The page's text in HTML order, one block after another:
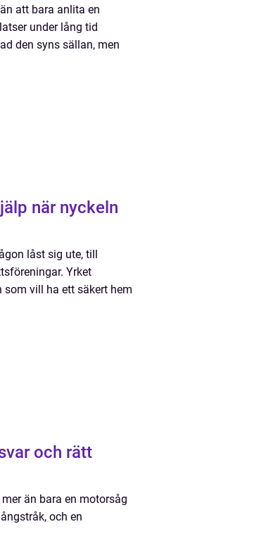
att bara anlita en
under lång tid
den syns sällan, men
låst sig ute, till
Yrket
som vill ha ett säkert hem
och rätt
än bara en motorsåg
och en